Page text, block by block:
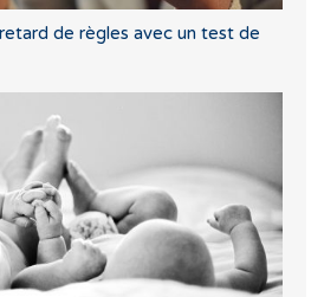
de règles avec un test de